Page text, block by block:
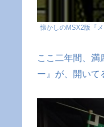
懐かしのMSX2版『
ここ二年間、満
ー』が、開い